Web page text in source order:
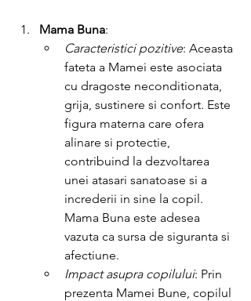
Mama Buna:
Caracteristici pozitive: Aceasta
fateta a Mamei este asociata
cu dragoste neconditionata,
grija, sustinere si confort. Este
figura materna care ofera
alinare si protectie,
contribuind la dezvoltarea
unei atasari sanatoase si a
increderii in sine la copil.
Mama Buna este adesea
vazuta ca sursa de siguranta si
afectiune.
Impact asupra copilului: Prin
prezenta Mamei Bune, copilul